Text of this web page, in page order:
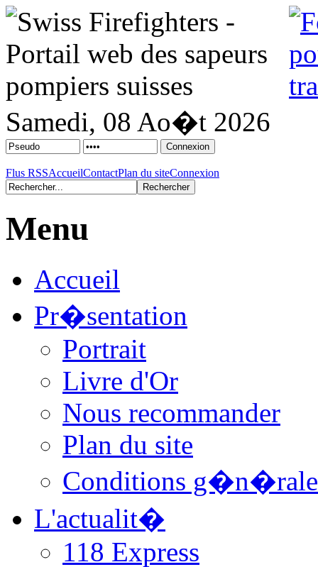
Samedi, 08 Ao�t 2026
Flus RSSAccueilContactPlan du siteConnexion
Menu
Accueil
Pr�sentation
Portrait
Livre d'Or
Nous recommander
Plan du site
Conditions
L'actualit�
118 Express